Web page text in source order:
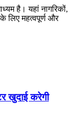
है। यहां नागरिकों,
के लिए महत्वपूर्ण और
खुदाई करेगी